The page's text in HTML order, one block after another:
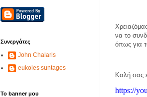
να το
όπως για
Καλή σας
https://
Συνεργάτες
John Chalaris
eukoles suntages
Το banner μου